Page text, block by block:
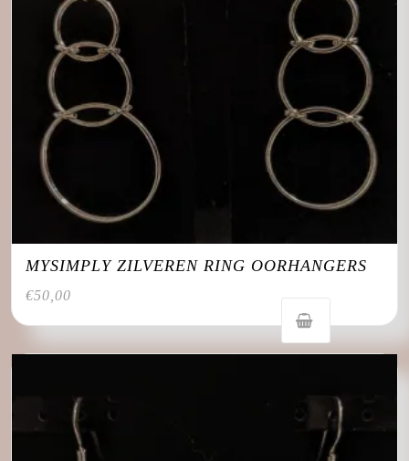
MYSIMPLY ZILVEREN RING OORHANGERS
€50,00